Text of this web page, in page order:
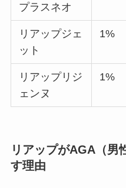
プラスネオ
リアップジェ
ット
1%
リアップリジ
ェンヌ
1%
リアップがAGA（男
す理由